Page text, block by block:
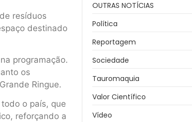
resíduos
destinado
programação.
os
Ringue.
o país, que
reforçando a
OUTRAS NOTÍCIAS
Política
Reportagem
Sociedade
Tauromaquia
Valor Científico
Vídeo